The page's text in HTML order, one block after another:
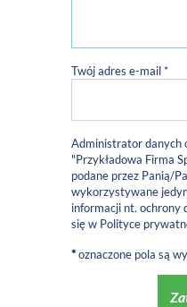
Twój adres e-mail *
Administrator danych
"Przykładowa Firma
podane przez Panią/
wykorzystywane
informacji nt. ochrony
się w Polityce
*oznaczone pola są